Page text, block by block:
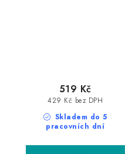
Skladem do 5
pracovních dní
429 Kč bez DPH
519 Kč